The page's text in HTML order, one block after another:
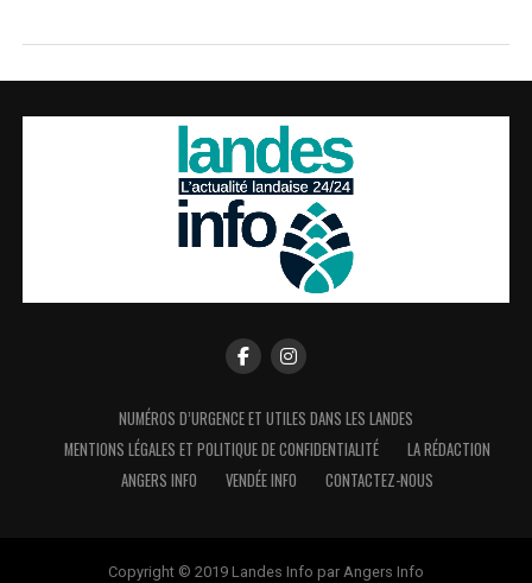
NUMÉROS D’URGENCE ET UTILES DANS LES LANDES
MENTIONS LÉGALES ET POLITIQUE DE CONFIDENTIALITÉ
LA RÉDACTION
ANGERS INFO
VENDÉE INFO CONTACTEZ-NOUS
Copyright © 2019 Landes Info par Angers Info